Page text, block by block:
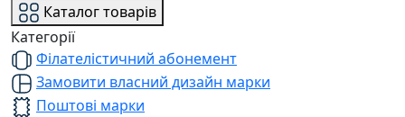
Каталог товарів
Категорії
Філателістичний абонемент
Замовити власний дизайн марки
Поштові марки